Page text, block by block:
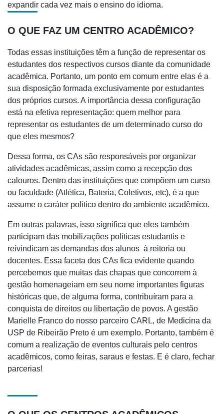
expandir cada vez mais o ensino do idioma.
O QUE FAZ UM CENTRO ACADÊMICO?
Todas essas instituições têm a função de representar os
estudantes dos respectivos cursos diante da comunidade
acadêmica. Portanto, um ponto em comum entre elas é a
sua disposição formada exclusivamente por estudantes
dos próprios cursos. A importância dessa configuração
está na efetiva representação: quem melhor para
representar os estudantes de um determinado curso do
que eles mesmos?
Dessa forma, os CAs são responsáveis por organizar
atividades acadêmicas, assim como a recepção dos
calouros. Dentro das instituições que compõem um curso
ou faculdade (Atlética, Bateria, Coletivos, etc), é a que
assume o caráter político dentro do ambiente acadêmico.
Em outras palavras, isso significa que eles também
participam das mobilizações políticas estudantis e
reivindicam as demandas dos alunos à reitoria ou
docentes. Essa faceta dos CAs fica evidente quando
percebemos que muitas das chapas que concorrem à
gestão homenageiam em seu nome importantes figuras
históricas que, de alguma forma, contribuíram para a
conquista de direitos ou libertação de povos. A gestão
Marielle Franco do nosso parceiro CARL, de Medicina da
USP de Ribeirão Preto é um exemplo. Portanto, também é
comum a realização de eventos culturais pelo centros
acadêmicos, como feiras, saraus e festas. E é claro, fechar
parcerias!